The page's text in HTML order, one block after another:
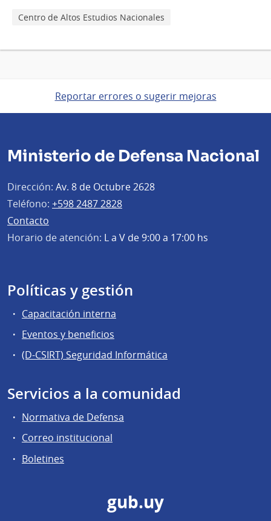
Centro de Altos Estudios Nacionales
Reportar errores o sugerir mejoras
Ministerio de Defensa Nacional
Dirección: Av. 8 de Octubre 2628
Teléfono: +598 2487 2828
Contacto
Horario de atención: L a V de 9:00 a 17:00 hs
Políticas y gestión
Capacitación interna
Eventos y beneficios
(D-CSIRT) Seguridad Informática
Servicios a la comunidad
Normativa de Defensa
Correo institucional
Boletines
gub.uy